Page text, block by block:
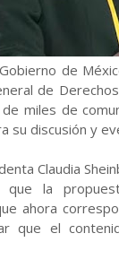
de
de
miles de
su discusión y
Claudia
que la
ahora
que el